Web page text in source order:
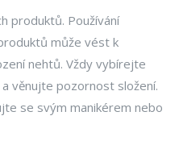
produktů. Používání
může vést k
nehtů. Vždy vybírejte
věnujte pozornost složení.
se svým manikérem nebo